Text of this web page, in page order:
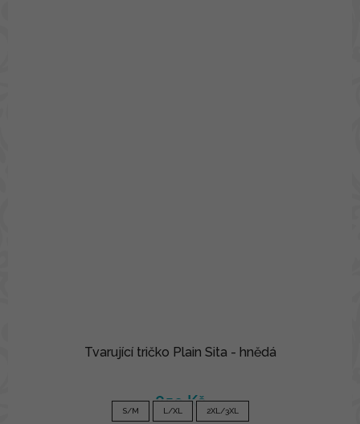
Tvarující tričko Plain Sita - hnědá
850 Kč
S/M L/XL 2XL/3XL